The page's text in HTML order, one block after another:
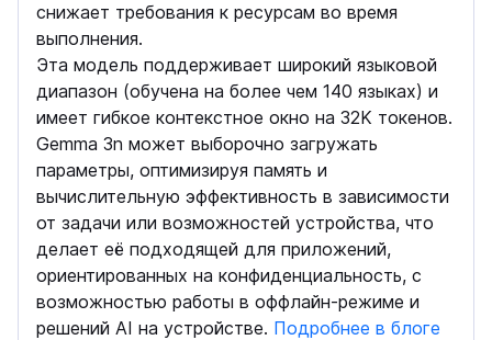
снижает требования к ресурсам во время
выполнения.
Эта модель поддерживает широкий языковой
диапазон (обучена на более чем 140 языках) и
имеет гибкое контекстное окно на 32K токенов.
Gemma 3n может выборочно загружать
параметры, оптимизируя память и
вычислительную эффективность в зависимости
от задачи или возможностей устройства, что
делает её подходящей для приложений,
ориентированных на конфиденциальность, с
возможностью работы в оффлайн-режиме и
решений AI на устройстве. Подробнее в блоге